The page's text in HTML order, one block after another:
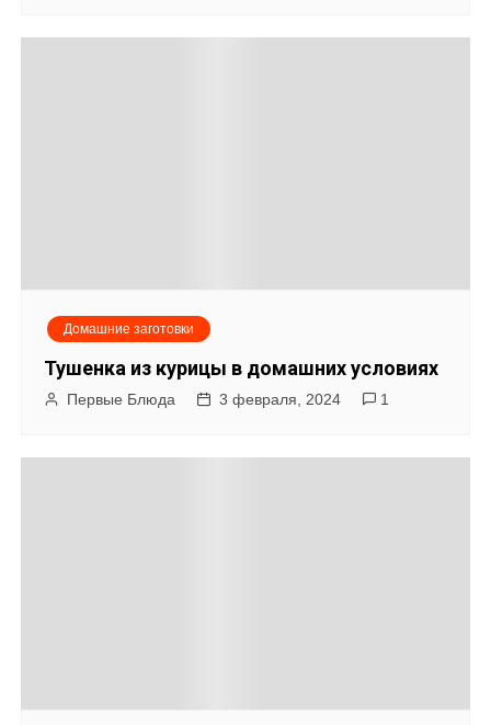
Домашние заготовки
Тушенка из курицы в домашних условиях
Первые Блюда 3 февраля, 2024 1